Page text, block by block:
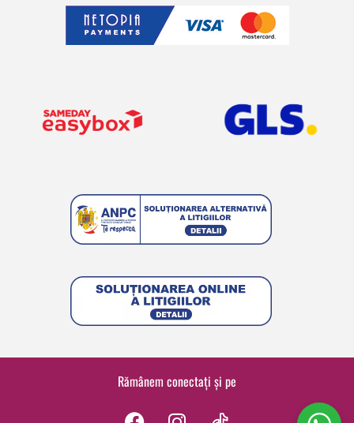
Rămânem conectați și pe